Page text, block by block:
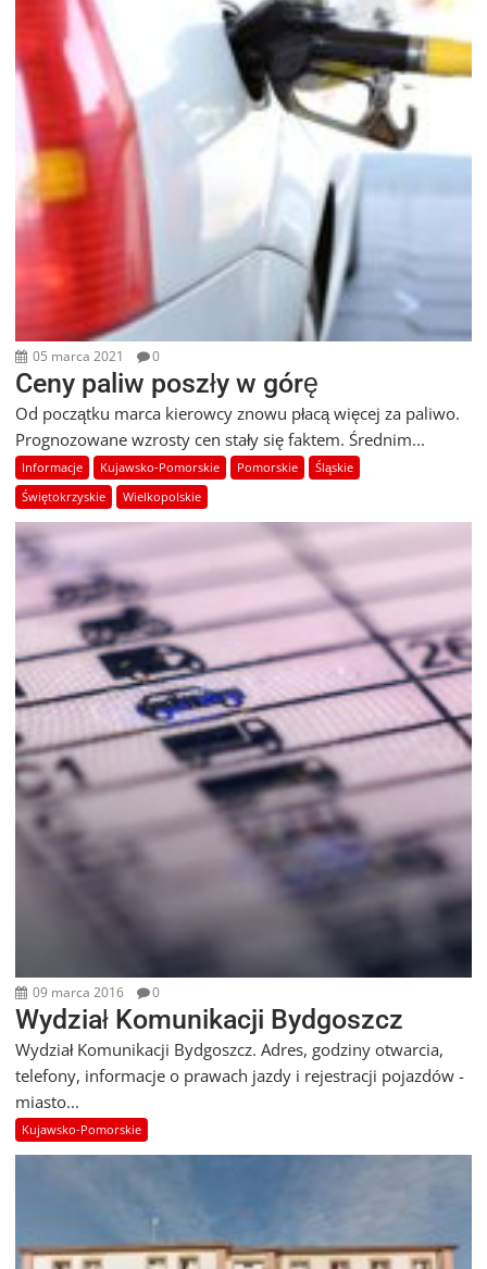
05 marca 2021 0
Ceny paliw poszły w górę
Od początku marca kierowcy znowu płacą więcej za paliwo.
Prognozowane wzrosty cen stały się faktem. Średnim...
Informacje Kujawsko-Pomorskie Pomorskie
Śląskie
Świętokrzyskie
Wielkopolskie
09 marca 2016 0
Wydział Komunikacji Bydgoszcz
Wydział Komunikacji Bydgoszcz. Adres, godziny otwarcia,
telefony, informacje o prawach jazdy i rejestracji pojazdów -
miasto...
Kujawsko-Pomorskie